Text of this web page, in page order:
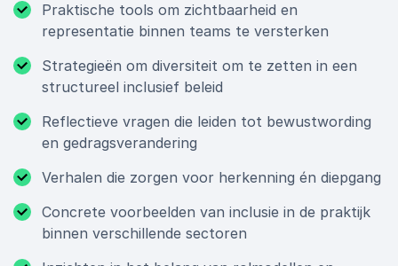
Praktische tools om zichtbaarheid en
representatie binnen teams te versterken
Strategieën om diversiteit om te zetten in een
structureel inclusief beleid
Reflectieve vragen die leiden tot bewustwording
en gedragsverandering
Verhalen die zorgen voor herkenning én diepgang
Concrete voorbeelden van inclusie in de praktijk
binnen verschillende sectoren